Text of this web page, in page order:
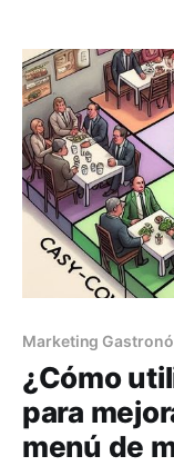
Marketing
¿Cómo
para
menú de